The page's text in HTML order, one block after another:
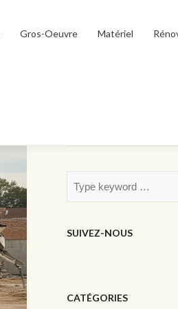
Gros-Oeuvre Matériel
SUIVEZ-NOUS
CATÉGORIES